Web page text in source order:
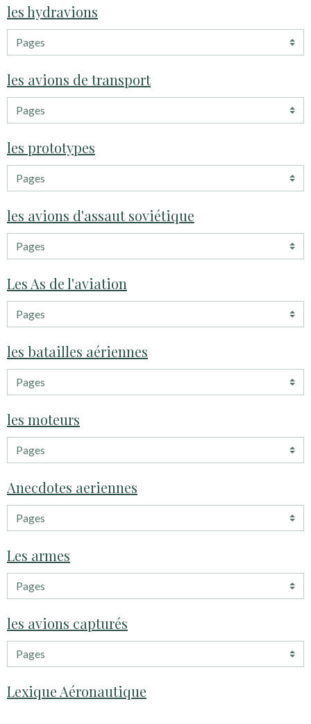
les hydravions
les avions de transport
les prototypes
les avions d'assaut soviétique
Les As de l'aviation
les batailles aériennes
les moteurs
Anecdotes aeriennes
Les armes
les avions capturés
Lexique Aéronautique